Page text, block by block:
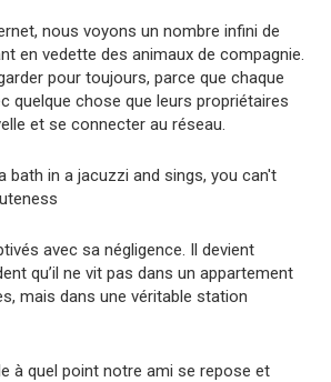
nous voyons un nombre infini de
en vedette des animaux de compagnie.
pour toujours, parce que chaque
quelque chose que leurs propriétaires
et se connecter au réseau.
avec sa négligence. Il devient
qu’il ne vit pas dans un appartement
mais dans une véritable station
à quel point notre ami se repose et